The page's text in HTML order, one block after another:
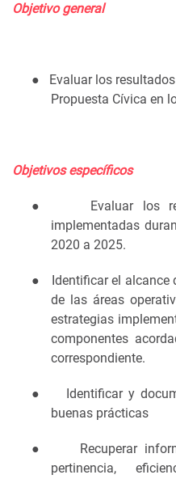
Objetivo general
●
Evaluar los
Propuesta Cívica en
Objetivos específicos
●
Evaluar los
implementadas
2020 a 2025.
●
Identificar el
de las áreas
estrategias
componentes
correspondiente.
●
Identificar y
buenas prácticas
●
Recuperar
pertinencia,